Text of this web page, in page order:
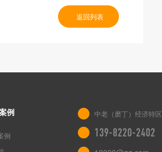
返回列表
例
例
中老（磨丁）经济特区
139-8220-2402